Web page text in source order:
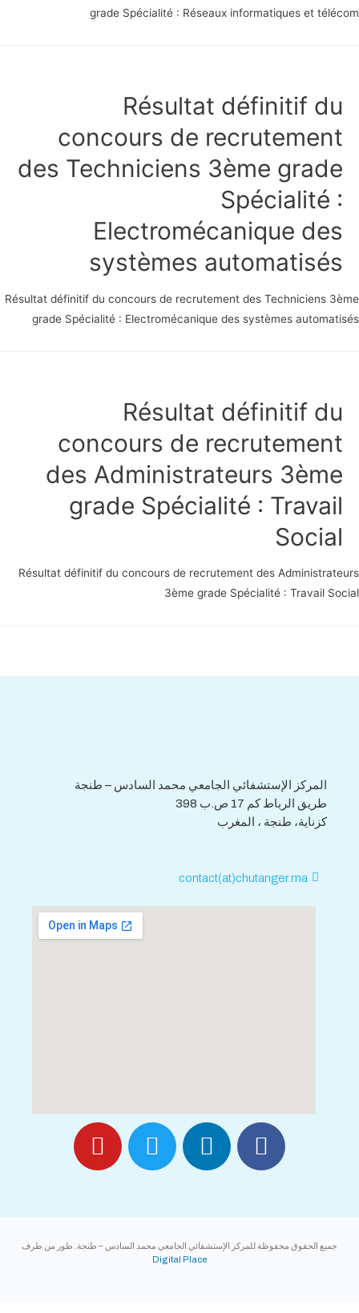
grade Spécialité : Réseaux informatiques et
Résultat définitif du
concours de recrutement
des Techniciens 3ème grade
Spécialité :
Electromécanique des
systèmes automatisés
Résultat définitif du concours de recrutement des Techniciens
grade Spécialité : Electromécanique des systèmes
Résultat définitif du
concours de recrutement
des Administrateurs 3ème
grade Spécialité : Travail
Social
Résultat définitif du concours de recrutement des
3ème grade Spécialité : Travail
المركز الإستشفائي الجامعي محمد السادس – طنجة
طريق الرباط كم 17 ص.ب 398
كزناية، طنجة ، المغرب
contact(at)chutanger.ma
جميع الحقوق محفوظة للمركز الإستشفائي الجامعي محمد السادس – طنجة. طور من طرف
Digital Place